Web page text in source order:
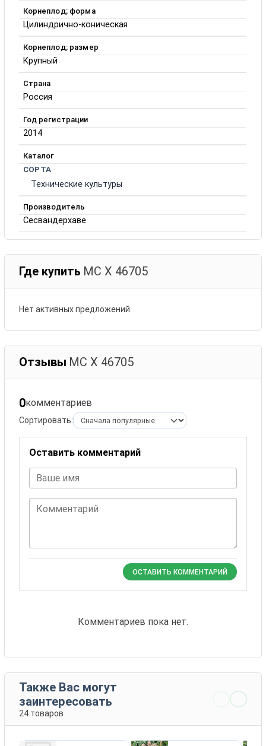
Корнеплод; форма
Цилиндрично-коническая
Корнеплод; размер
Крупный
Страна
Россия
Год регистрации
2014
Каталог
СОРТА
Технические культуры
Производитель
Сесвандерхаве
Где купить МС Х 46705
Нет активных предложений.
Отзывы МС Х 46705
0комментариев
Сортировать:
Оставить комментарий
Ваше имя
Комментарий
ОСТАВИТЬ КОММЕНТАРИЙ
Комментариев пока нет.
Также Вас могут
заинтересовать
24 товаров